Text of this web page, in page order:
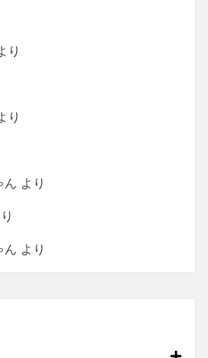
り
り
ん より
ん より